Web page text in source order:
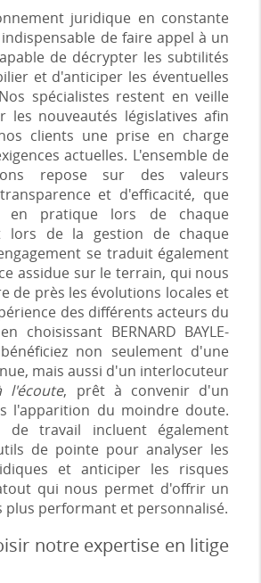
juridique en constante
de faire appel à un
de décrypter les subtilités
et d'anticiper les éventuelles
spécialistes restent en veille
les nouveautés législatives afin
clients une prise en charge
actuelles. L'ensemble de
repose sur des valeurs
et d'efficacité, que
en pratique lors de chaque
lors de la gestion de chaque
se traduit également
assidue sur le terrain, qui nous
de près les évolutions locales et
des différents acteurs du
choisissant BERNARD BAYLE-
bénéficiez non seulement d'une
mais aussi d'un interlocuteur
l'écoute, prêt à convenir d'un
l'apparition du moindre doute.
de travail incluent également
de pointe pour analyser les
et anticiper les risques
qui nous permet d'offrir un
plus performant et personnalisé.
notre expertise en litige